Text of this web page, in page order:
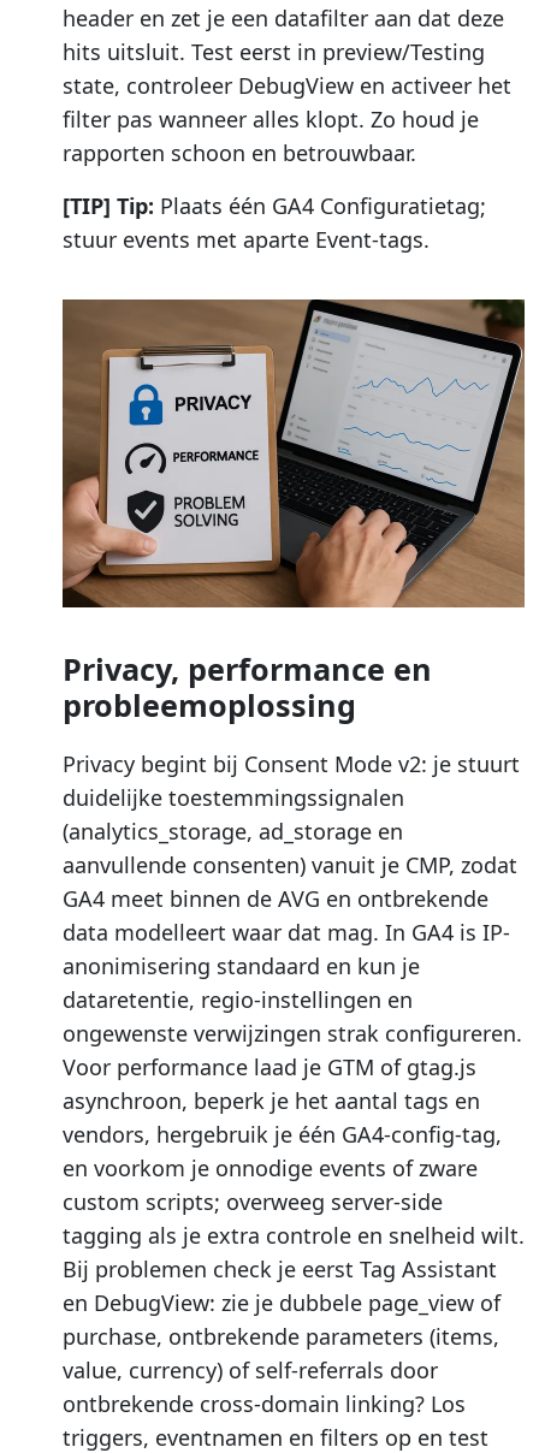
header en zet je een datafilter aan dat deze
hits uitsluit. Test eerst in preview/Testing
state, controleer DebugView en activeer het
filter pas wanneer alles klopt. Zo houd je
rapporten schoon en betrouwbaar.
[TIP] Tip: Plaats één GA4 Configuratietag;
stuur events met aparte Event-tags.
Privacy, performance en
probleemoplossing
Privacy begint bij Consent Mode v2: je stuurt
duidelijke toestemmingssignalen
(analytics_storage, ad_storage en
aanvullende consenten) vanuit je CMP, zodat
GA4 meet binnen de AVG en ontbrekende
data modelleert waar dat mag. In GA4 is IP-
anonimisering standaard en kun je
dataretentie, regio-instellingen en
ongewenste verwijzingen strak configureren.
Voor performance laad je GTM of gtag.js
asynchroon, beperk je het aantal tags en
vendors, hergebruik je één GA4-config-tag,
en voorkom je onnodige events of zware
custom scripts; overweeg server-side
tagging als je extra controle en snelheid wilt.
Bij problemen check je eerst Tag Assistant
en DebugView: zie je dubbele page_view of
purchase, ontbrekende parameters (items,
value, currency) of self-referrals door
ontbrekende cross-domain linking? Los
triggers, eventnamen en filters op en test